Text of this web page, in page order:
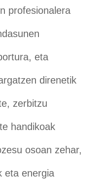
profesionalera
eta
direnetik
zerbitzu
handikoak
osoan zehar,
eta energia